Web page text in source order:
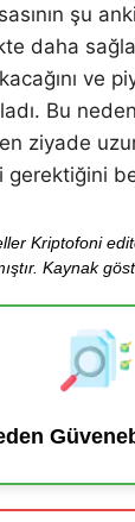
şu
daha
ve
Bu
ziyade
gerektiğini
Kriptofoni
Kaynak